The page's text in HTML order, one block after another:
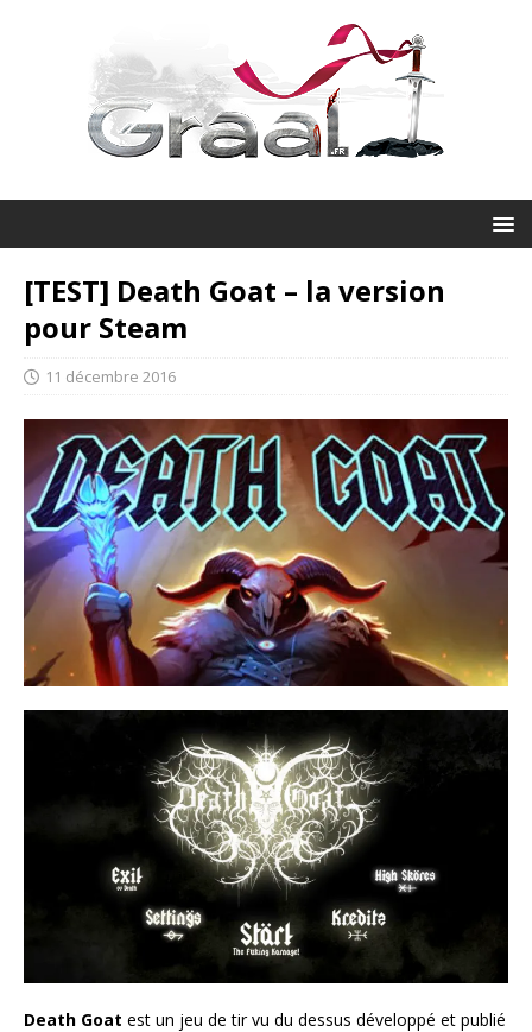
[TEST] Death Goat – la version
pour Steam
11 décembre 2016
Death Goat est un jeu de tir vu du dessus développé et publié